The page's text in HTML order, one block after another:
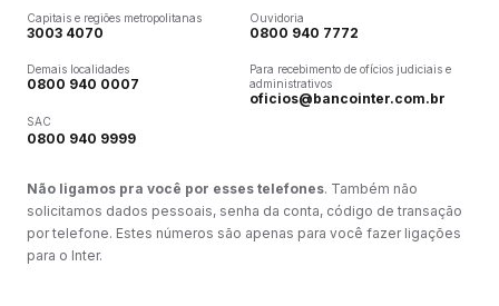
Capitais e regiões metropolitanas
3003 4070
Demais localidades
0800 940 0007
SAC
0800 940 9999
Ouvidoria
0800 940 7772
Para recebimento de ofícios judiciais e
administrativos
oficios@bancointer.com.br
Não ligamos pra você por esses telefones. Também não
solicitamos dados pessoais, senha da conta, código de transação
por telefone. Estes números são apenas para você fazer ligações
para o Inter.